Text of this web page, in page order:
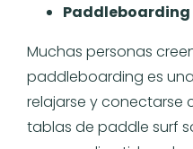
Paddleboarding
Muchas personas
paddleboarding es
relajarse y conectarse
tablas de paddle surf